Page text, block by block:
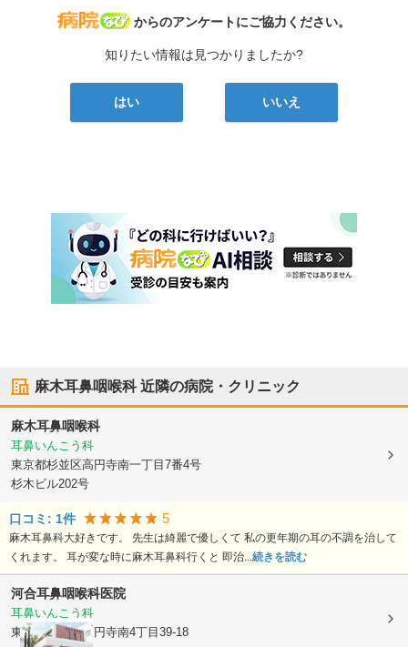
病院なび
からのアンケートにご協力ください。
知りたい情報は見つかりましたか?
はい いいえ
麻木耳鼻咽喉科近隣の病院・クリニック
麻木耳鼻咽喉科
耳鼻いんこう科
東京都杉並区高円寺南一丁目7番4号
杉木ビル202号
口コミ: 1件 5
麻木耳鼻科大好きです。 先生は綺麗で優しくて 私の更年期の耳の不調を治して
くれます。 耳が変な時に麻木耳鼻科行くと 即治...続きを読む
河合耳鼻咽喉科医院
耳鼻いんこう科
東京都杉並区高円寺南4丁目39-18